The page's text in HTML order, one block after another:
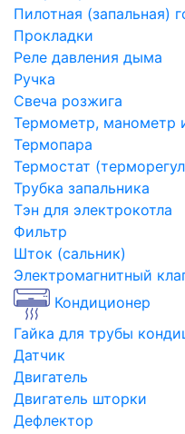
Пилотная (запальная)
Прокладки
Реле давления дыма
Ручка
Свеча розжига
Термометр, манометр
Термопара
Термостат
Трубка запальника
Тэн для электрокотла
Фильтр
Шток (сальник)
Электромагнитный
Кондиционер
Гайка для трубы
Датчик
Двигатель
Двигатель шторки
Дефлектор